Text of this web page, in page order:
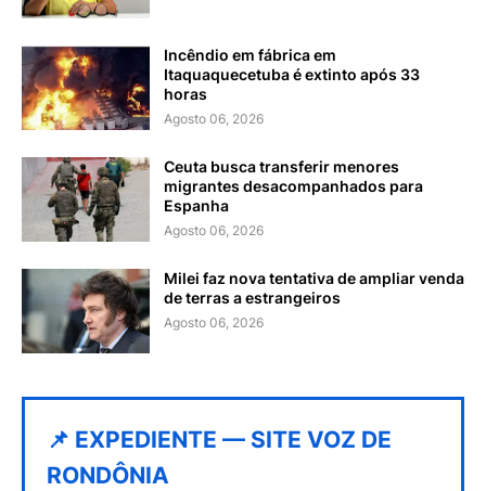
Incêndio em fábrica em
Itaquaquecetuba é extinto após 33
horas
Agosto 06, 2026
Ceuta busca transferir menores
migrantes desacompanhados para
Espanha
Agosto 06, 2026
Milei faz nova tentativa de ampliar venda
de terras a estrangeiros
Agosto 06, 2026
📌 EXPEDIENTE — SITE VOZ DE
RONDÔNIA